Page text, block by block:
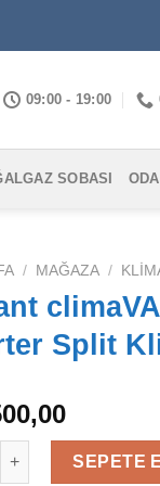
09:00 - 19:00
SOBASI
/ MAĞAZA /
Split
pro
SEPETE